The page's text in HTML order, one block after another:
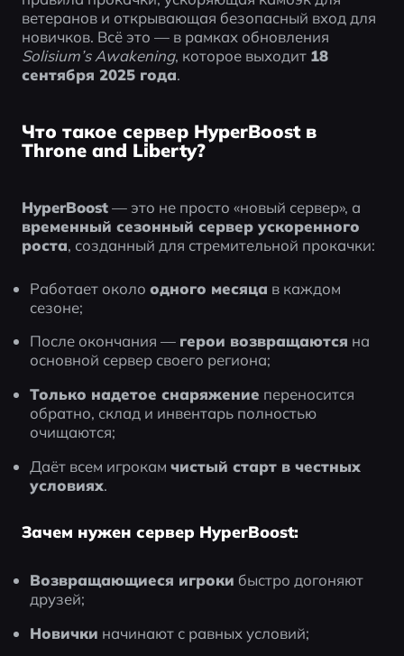
ветеранов и открывающая безопасный вход для
Solisium’s Awakening, которое выходит 18
сентября 2025 года.
Что такое сервер HyperBoost в
Throne and Liberty?
HyperBoost
временный сезонный сервер ускоренного
роста, созданный для стремительной прокачки:
Работает около одного месяца в каждом
сезоне;
После окончания — герои возвращаются на
основной сервер своего региона;
Только надетое снаряжение переносится
обратно, склад и инвентарь полностью
очищаются;
Даёт всем игрокам чистый старт в честных
условиях.
Зачем нужен сервер HyperBoost:
Возвращающиеся игроки быстро догоняют
друзей;
Новички начинают с равных условий;